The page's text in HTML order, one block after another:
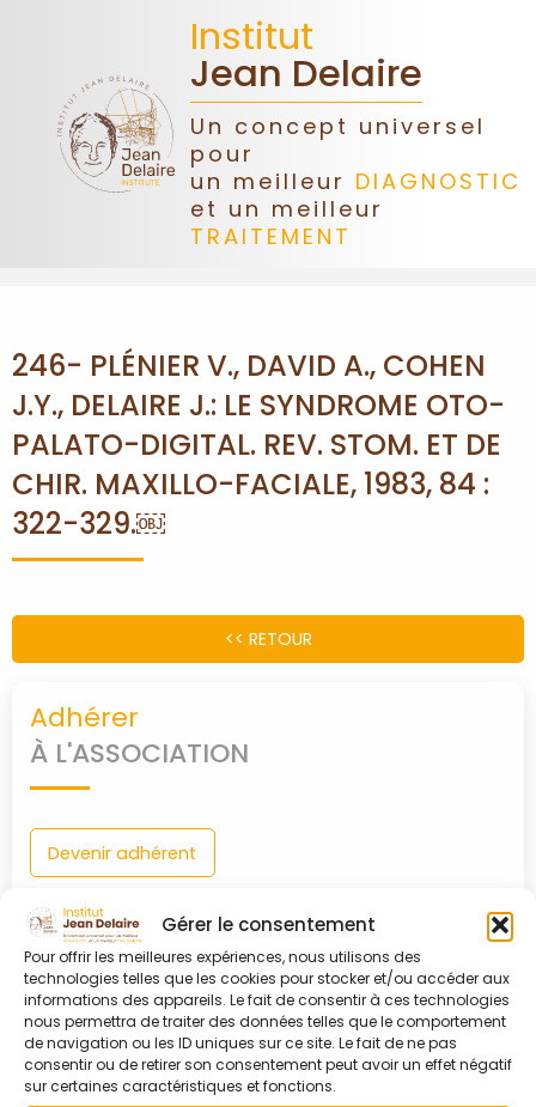
Gérer le consentement
Pour offrir les meilleures expériences, nous utilisons des
technologies telles que les cookies pour stocker et/ou accéder aux
informations des appareils. Le fait de consentir à ces technologies
nous permettra de traiter des données telles que le comportement
de navigation ou les ID uniques sur ce site. Le fait de ne pas
consentir ou de retirer son consentement peut avoir un effet négatif
sur certaines caractéristiques et fonctions.
Institut
Jean Delaire
Un concept universel
pour
un meilleur DIAGNOSTIC
et un meilleur
TRAITEMENT
246- PLÉNIER V., DAVID A., COHEN
J.Y., DELAIRE J.: LE SYNDROME OTO-
PALATO-DIGITAL. REV. STOM. ET DE
CHIR. MAXILLO-FACIALE, 1983, 84 :
322-329.￼
<< RETOUR
Adhérer
À L'ASSOCIATION
Devenir adhérent
Connexion
À MON COMPTE
Identifiant ou adresse e-mail
ACCUEIL
DONS
CONGRÈS
FORMATIONS
CONTACT
MON
COMPTE
shopping_cart0